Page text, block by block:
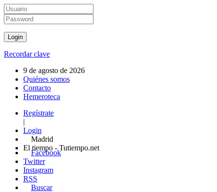
Recordar clave
9 de agosto de 2026
Quiénes somos
Contacto
Hemeroteca
Regístrate
|
Login
Madrid
El tiempo - Tutiempo.net
Facebook
Twitter
Instagram
RSS
Buscar